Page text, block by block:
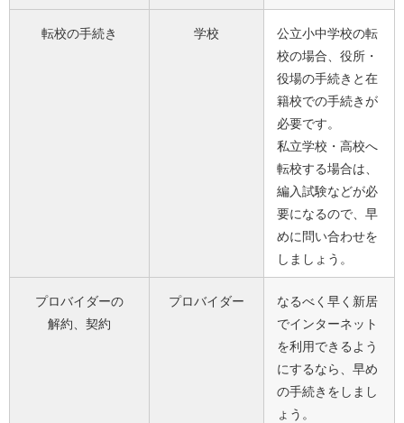
転校の手続き 学校
公立小中学校の転
校の場合、役所・
役場の手続きと在
籍校での手続きが
必要です。
私立学校・高校へ
転校する場合は、
編入試験などが必
要になるので、早
めに問い合わせを
しましょう。
プロバイダーの
解約、契約
プロバイダー
なるべく早く新居
でインターネット
を利用できるよう
にするなら、早め
の手続きをしまし
ょう。